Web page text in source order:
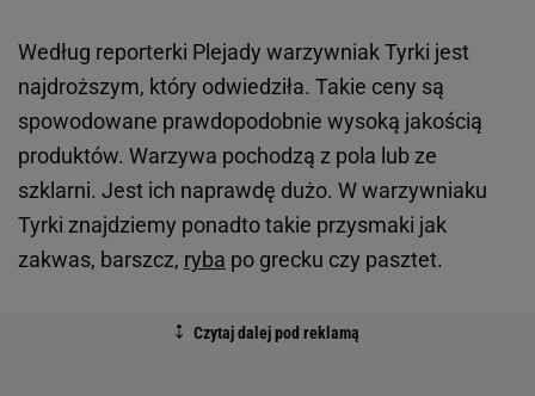
Według reporterki Plejady warzywniak Tyrki jest
najdroższym, który odwiedziła. Takie ceny są
spowodowane prawdopodobnie wysoką jakością
produktów. Warzywa pochodzą z pola lub ze
szklarni. Jest ich naprawdę dużo. W warzywniaku
Tyrki znajdziemy ponadto takie przysmaki jak
zakwas, barszcz, ryba po grecku czy pasztet.